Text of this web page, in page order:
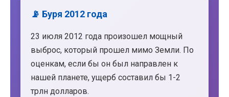
📡 Буря 2012 года
23 июля 2012 года произошел мощный
выброс, который прошел мимо Земли. По
оценкам, если бы он был направлен к
нашей планете, ущерб составил бы 1-2
трлн долларов.